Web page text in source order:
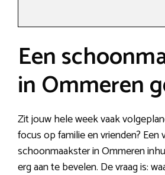
Een
in Ommeren
Zit jouw hele week vaak
focus op familie en vrienden? Een
schoonmaakster in Ommeren
erg aan te bevelen. De vraag is: